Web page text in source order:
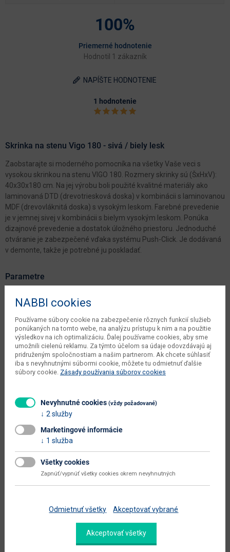
100%
Priemerné hodnotenie
Hodnotil 1 zákazník
NAPÍŠTE HODNOTENIE
1 hodnotenie
Skrinka na stenu Vigo 180 - sivá / biely lesk
Zaobstarajte si moderného pomocníka na všetky Vaše veci s
vysokou skrinkou na stenu VIGO 180. Rozmery skrinky sú (ŠxHxV):
40x30x180 cm. Na jej výrobu boli použité kvalitné materiály ako
laminovaná DTD (drevotriesková doska) v kombinácii s laminovanou
MDF (drevovláknitá doska) s vysokým leskom. Farebné prevedenie
je v jemnej sivej v kombinácii s bielym vysokým leskom. Ponúka
dizajnové prevedenie a dostatok úložného priestoru. Jednoduché
otváranie je zabezpečené vďaka systému Push-Click. Je dodávaná
v demonte, takže je potrebné ju poskladať.
Parametre
Šírka
Hĺbka 30 cm
Výška 180 cm
váha s obalom dodávateľa 31 kg
typové označenie Vigo 180
montáž vyžaduje zručnosť
údržba
hlavná farba
doplnková farba
sivá / biely lesk
hlavný materiál aglomerovaný materiál
laminovaná DTD / laminovaná
MDF
NABBI cookies
Používame súbory cookie na zabezpečenie rôznych funkcií služieb
ponúkaných na tomto webe, na analýzu prístupu k nim a na použitie
výsledkov na ich optimalizáciu. Ďalej používame cookies, aby sme
umožnili cielenú reklamu. Za týmto účelom sa údaje odovzdávajú aj
pridruženým spoločnostiam a našim partnerom. Ak chcete súhlasiť
iba s nevyhnutnými súbormi cookie, môžete tu odmietnuť ďalšie
súbory cookie. Zásady používania súborov cookies
Nevyhnutné cookies (vždy požadované)
2 služby
Marketingové informácie
1 služba
Všetky cookies
Zapnúť/vypnúť všetky cookies okrem nevyhnutných
Odmietnuť všetky Akceptovať vybrané
Akceptovať všetky